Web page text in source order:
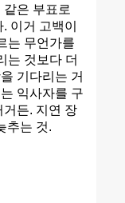
은 부표로
이거 고백이
는 무언가를
는 것보다 더
기다리는 거
익사자를 구
든. 지연 장
추는 것.